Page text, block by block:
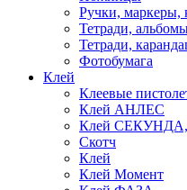
Ручки, маркеры,
Тетради,
Тетради,
Фотобумага
Клей
Клеевые
Клей АНЛЕС
Клей СЕКУНДА,
Скотч
Клей
Клей Момент